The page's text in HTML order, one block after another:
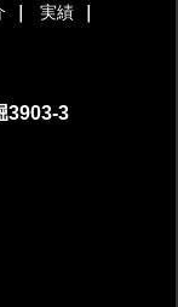
実績
3903-3